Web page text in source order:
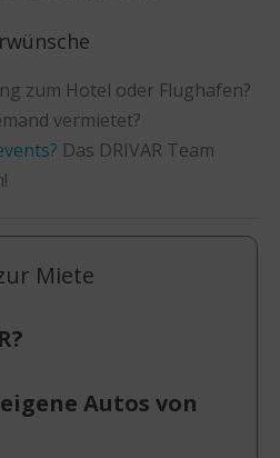
zum Hotel oder Flughafen?
vermietet?
Das DRIVAR Team
Miete
Autos von